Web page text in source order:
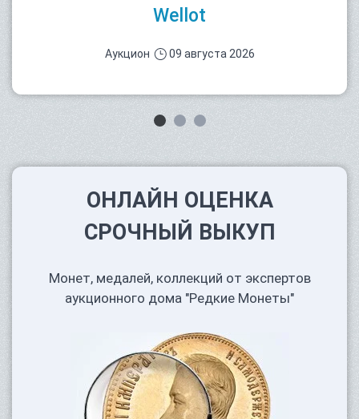
Wellot
Аукцион 09 августа 2026
ОНЛАЙН ОЦЕНКА
СРОЧНЫЙ ВЫКУП
Монет, медалей, коллекций от экспертов
аукционного дома "Редкие Монеты"